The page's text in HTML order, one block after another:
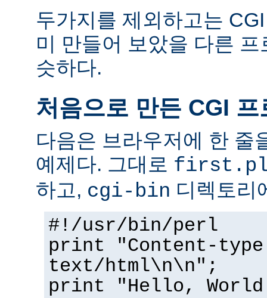
두가지를 제외하고는
미 만들어 보았을 다른
슷하다.
처음으로 만든 CGI 프
다음은 브라우저에 한 줄
예제다. 그대로
하고, cgi-bin 디렉토리
#!/usr/bin/perl
print "Content-
text/html\n\n";
print "Hello,